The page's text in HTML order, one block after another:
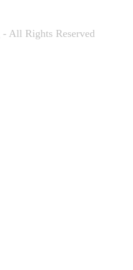
- All Rights Reserved